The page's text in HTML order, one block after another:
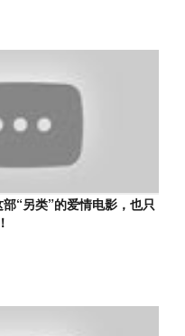
部“另类”的爱情电影，也只